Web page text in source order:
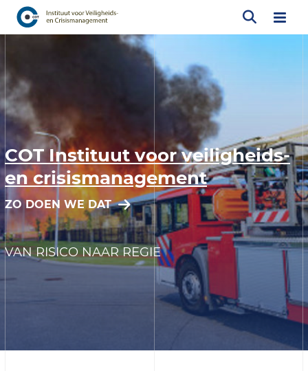
COT Instituut voor veiligheids-
en crisismanagement
ZO DOEN WE DAT
VAN RISICO NAAR REGIE